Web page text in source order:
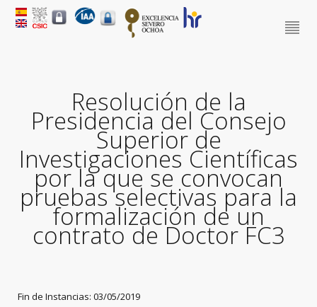
Resolución de la
Presidencia del Consejo
Superior de
Investigaciones Científicas
por la que se convocan
pruebas selectivas para la
formalización de un
contrato de Doctor FC3
Fin de Instancias: 03/05/2019